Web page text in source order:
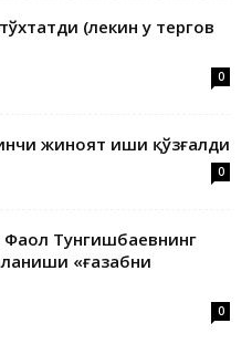
(лекин у тергов
0
жиноят иши қўзғалди
0
Фаол Тунгишбаевнинг
«ғазабни
0